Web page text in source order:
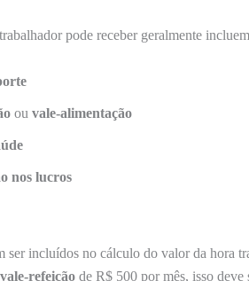
pode receber geralmente
ou vale-alimentação
nos lucros
ser incluídos no cálculo do valor da hora
vale-refeição de R$ 500 por mês, isso